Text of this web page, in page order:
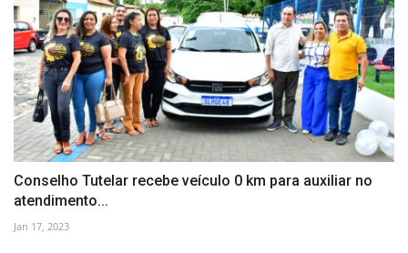
Conselho Tutelar recebe veículo 0 km para auxiliar no
atendimento...
Jan 17, 2023